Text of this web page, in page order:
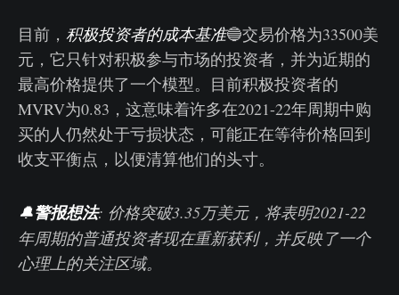
目前， 积极投资者的成本基准🔵交易价格为33500美
元，它只针对积极参与市场的投资者，并为近期的
最高价格提供了一个模型。目前积极投资者的
MVRV为0.83，这意味着许多在2021-22年周期中购
买的人仍然处于亏损状态，可能正在等待价格回到
收支平衡点，以便清算他们的头寸。
🔔警报想法: 价格突破3.35万美元，将表明2021-22
年周期的普通投资者现在重新获利，并反映了一个
心理上的关注区域。